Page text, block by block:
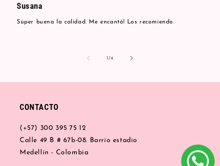
Susana
Súper buena la calidad. Me encantó! Los recomiendo.
1/de
4
CONTACTO
(+57) 300 395 75 12
Calle 49 B # 67b-08. Barrio estadio
Medellín - Colombia